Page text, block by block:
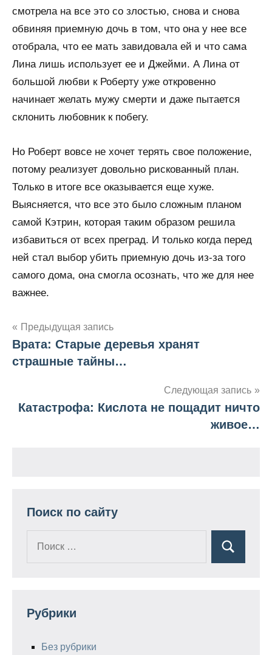
смотрела на все это со злостью, снова и снова
обвиняя приемную дочь в том, что она у нее все
отобрала, что ее мать завидовала ей и что сама
Лина лишь использует ее и Джейми. А Лина от
большой любви к Роберту уже откровенно
начинает желать мужу смерти и даже пытается
склонить любовник к побегу.
Но Роберт вовсе не хочет терять свое положение,
потому реализует довольно рискованный план.
Только в итоге все оказывается еще хуже.
Выясняется, что все это было сложным планом
самой Кэтрин, которая таким образом решила
избавиться от всех преград. И только когда перед
ней стал выбор убить приемную дочь из-за того
самого дома, она смогла осознать, что же для нее
важнее.
Навигация
по
Предыдущая запись
Врата: Старые деревья хранят
страшные тайны…
Следующая запись
Катастрофа: Кислота не пощадит ничто
живое…
Поиск по сайту
Поиск
Рубрики
Без рубрики